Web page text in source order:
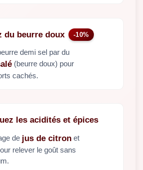
du beurre doux -10%
demi sel par du
(beurre doux) pour
cachés.
les acidités et épices
de jus de citron et
relever le goût sans